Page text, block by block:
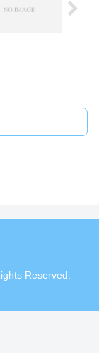
Reserved.